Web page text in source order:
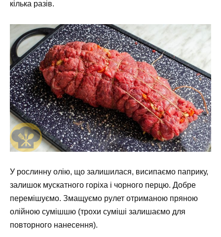
кілька разів.
У рослинну олію, що залишилася, висипаємо паприку,
залишок мускатного горіха і чорного перцю. Добре
перемішуємо. Змащуємо рулет отриманою пряною
олійною сумішшю (трохи суміші залишаємо для
повторного нанесення).